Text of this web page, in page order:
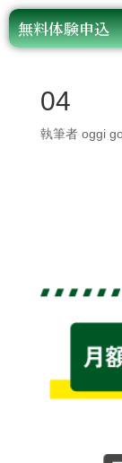
無料体験申込
04
執筆者 oggi